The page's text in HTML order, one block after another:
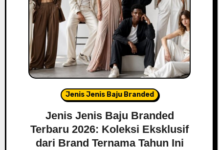
Jenis Jenis Baju Branded
Jenis Jenis Baju Branded
Terbaru 2026: Koleksi Eksklusif
dari Brand Ternama Tahun Ini